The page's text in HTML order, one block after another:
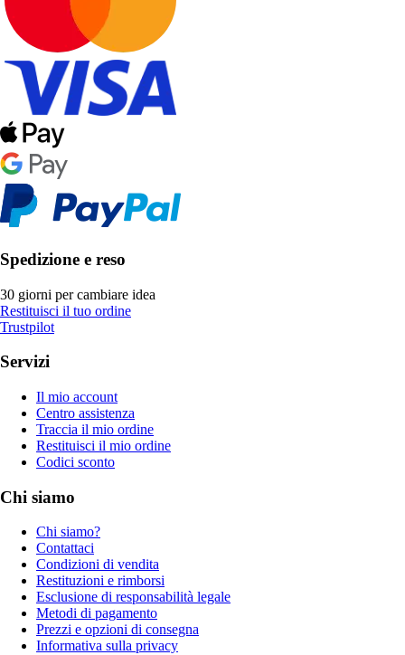
Spedizione e reso
30 giorni per cambiare idea
Restituisci il tuo ordine
Trustpilot
Servizi
Il mio account
Centro assistenza
Traccia il mio ordine
Restituisci il mio ordine
Codici sconto
Chi siamo
Chi siamo?
Contattaci
Condizioni di vendita
Restituzioni e rimborsi
Esclusione di responsabilità legale
Metodi di pagamento
Prezzi e opzioni di consegna
Informativa sulla privacy